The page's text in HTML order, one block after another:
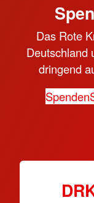
Das Rote
Deutschland
dringend
Spenden